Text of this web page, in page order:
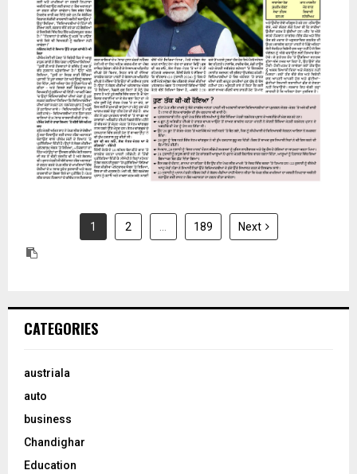
24 July 2026
1 2 … 189 Next
CATEGORIES
austriala
auto
business
Chandighar
Education